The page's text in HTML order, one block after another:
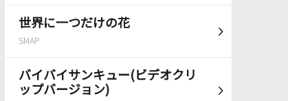
世界に一つだけの花
SMAP
バイバイサンキュー(ビデオクリ
ップバージョン)